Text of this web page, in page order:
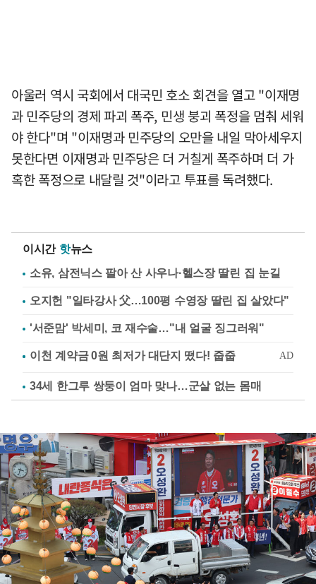
아울러 역시 국회에서 대국민 호소 회견을 열고 "이재명
과 민주당의 경제 파괴 폭주, 민생 붕괴 폭정을 멈춰 세워
야 한다"며 "이재명과 민주당의 오만을 내일 막아세우지
못한다면 이재명과 민주당은 더 거칠게 폭주하며 더 가
혹한 폭정으로 내달릴 것"이라고 투표를 독려했다.
이시간 핫뉴스
소유, 삼전닉스 팔아 산 사우나·헬스장 딸린 집 눈길
오지헌 "일타강사 父…100평 수영장 딸린 집 살았다"
'서준맘' 박세미, 코 재수술…"내 얼굴 징그러워"
34세 한그루 쌍둥이 엄마 맞나…군살 없는 몸매